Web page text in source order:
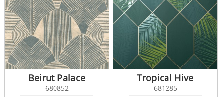
Nordem Mountains
676918Beirut Palace
680852
Tropical Hive
681285